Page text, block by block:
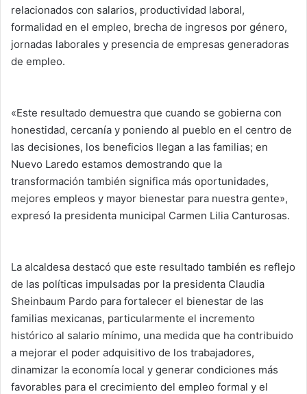
relacionados con salarios, productividad laboral,
formalidad en el empleo, brecha de ingresos por género,
jornadas laborales y presencia de empresas generadoras
de empleo.
«Este resultado demuestra que cuando se gobierna con
honestidad, cercanía y poniendo al pueblo en el centro de
las decisiones, los beneficios llegan a las familias; en
Nuevo Laredo estamos demostrando que la
transformación también significa más oportunidades,
mejores empleos y mayor bienestar para nuestra gente»,
expresó la presidenta municipal Carmen Lilia Canturosas.
La alcaldesa destacó que este resultado también es reflejo
de las políticas impulsadas por la presidenta Claudia
Sheinbaum Pardo para fortalecer el bienestar de las
familias mexicanas, particularmente el incremento
histórico al salario mínimo, una medida que ha contribuido
a mejorar el poder adquisitivo de los trabajadores,
dinamizar la economía local y generar condiciones más
favorables para el crecimiento del empleo formal y el